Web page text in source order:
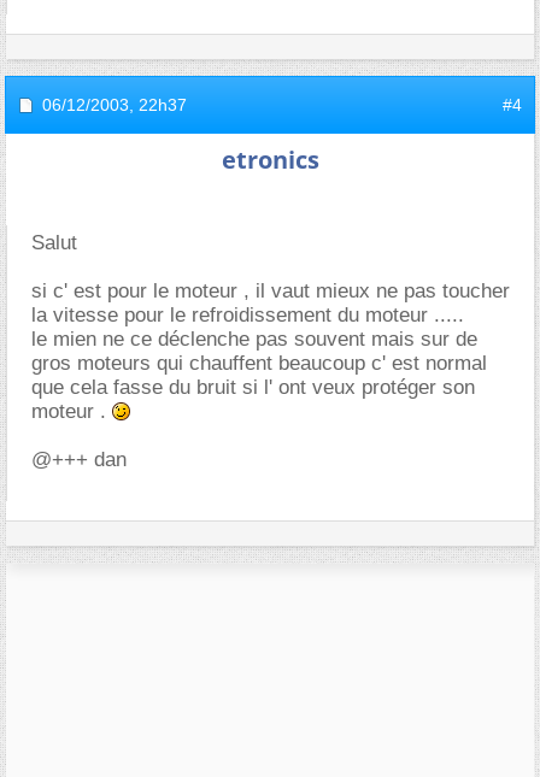
06/12/2003, 22h37 #4
etronics
Salut
si c' est pour le moteur , il vaut mieux ne pas toucher
la vitesse pour le refroidissement du moteur .....
le mien ne ce déclenche pas souvent mais sur de
gros moteurs qui chauffent beaucoup c' est normal
que cela fasse du bruit si l' ont veux protéger son
moteur .
@+++ dan